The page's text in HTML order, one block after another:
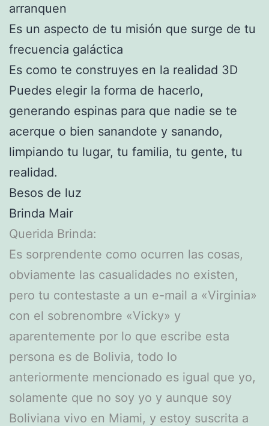
arranquen
Es un aspecto de tu misión que surge de tu
frecuencia galáctica
Es como te construyes en la realidad 3D
Puedes elegir la forma de hacerlo,
generando espinas para que nadie se te
acerque o bien sanandote y sanando,
limpiando tu lugar, tu familia, tu gente, tu
realidad.
Besos de luz
Brinda Mair
Querida Brinda:
Es sorprendente como ocurren las cosas,
obviamente las casualidades no existen,
pero tu contestaste a un e-mail a «Virginia»
con el sobrenombre «Vicky» y
aparentemente por lo que escribe esta
persona es de Bolivia, todo lo
anteriormente mencionado es igual que yo,
solamente que no soy yo y aunque soy
Boliviana vivo en Miami, y estoy suscrita a